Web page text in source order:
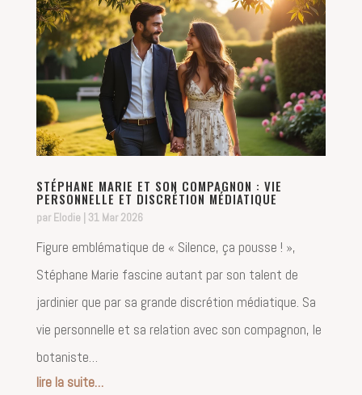
STÉPHANE MARIE ET SON COMPAGNON : VIE
PERSONNELLE ET DISCRÉTION MÉDIATIQUE
par Elodie| 31 Mar 2026
Figure emblématique de « Silence, ça pousse ! »,
Stéphane Marie fascine autant par son talent de
jardinier que par sa grande discrétion médiatique. Sa
vie personnelle et sa relation avec son compagnon, le
botaniste…
lire la suite…